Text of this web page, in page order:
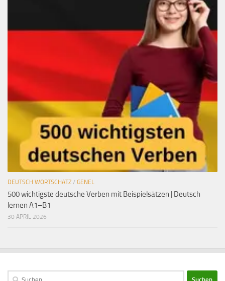
DEUTSCH WORTSCHATZ / GENEL
500 wichtigste deutsche Verben mit Beispielsätzen | Deutsch
lernen A1–B1
30 APRIL 2026
Suchen